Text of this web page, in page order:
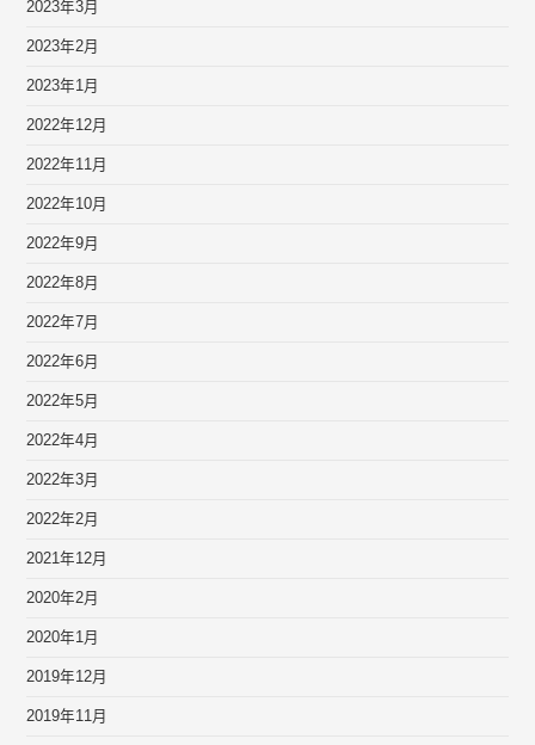
2023年3月
2023年2月
2023年1月
2022年12月
2022年11月
2022年10月
2022年9月
2022年8月
2022年7月
2022年6月
2022年5月
2022年4月
2022年3月
2022年2月
2021年12月
2020年2月
2020年1月
2019年12月
2019年11月